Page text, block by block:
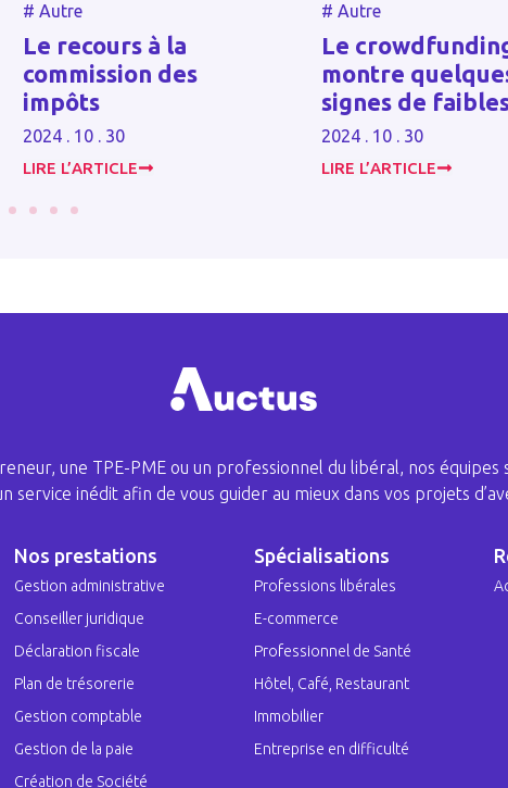
# Autre
Le recours à la
commission des
impôts
2024 . 10 . 30
LIRE L’ARTICLE
# Autre
Le
montre
signes de
2024 . 10 . 30
LIRE L’ARTICLE
une TPE-PME ou un professionnel du libéral, nos équipes
service inédit afin de vous guider au mieux dans vos projets
Nos prestations
Gestion administrative
Conseiller juridique
Déclaration fiscale
Plan de trésorerie
Gestion comptable
Gestion de la paie
Création de Société
Spécialisations
Professions libérales
E-commerce
Professionnel de Santé
Hôtel, Café, Restaurant
Immobilier
Entreprise en difficulté